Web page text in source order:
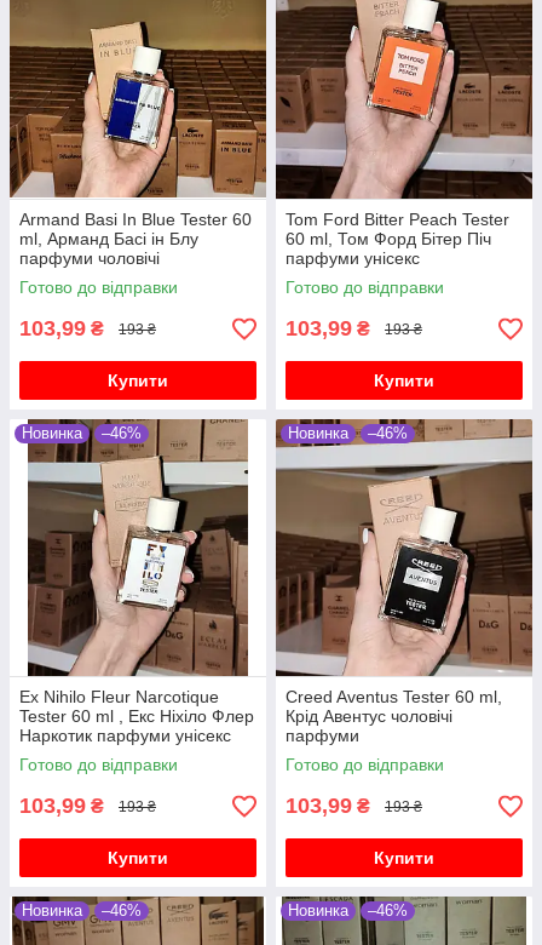
Armand Basi In Blue Tester 60
ml, Арманд Басі ін Блу
парфуми чоловічі
Готово до відправки
103,99 ₴ 193 ₴
Купити
Tom Ford Bitter Peach Tester
60 ml, Том Форд Бітер Піч
парфуми унісекс
Готово до відправки
103,99 ₴ 193 ₴
Купити
Новинка –46%
Ex Nihilo Fleur Narcotique
Tester 60 ml , Екс Ніхіло Флер
Наркотик парфуми унісекс
Готово до відправки
103,99 ₴ 193 ₴
Купити
Новинка –46%
Creed Aventus Tester 60 ml,
Крід Авентус чоловічі
парфуми
Готово до відправки
103,99 ₴ 193 ₴
Купити
Новинка –46% Новинка –46%